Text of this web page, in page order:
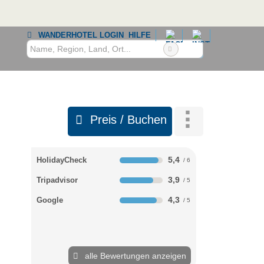
WANDERHOTEL LOGIN HILFE
Preis / Buchen
HolidayCheck 5,4
Tripadvisor 3,9
Google 4,3
alle Bewertungen anzeigen